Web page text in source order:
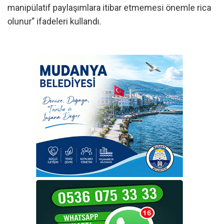
manipülatif paylaşımlara itibar etmemesi önemle rica
olunur” ifadeleri kullandı.